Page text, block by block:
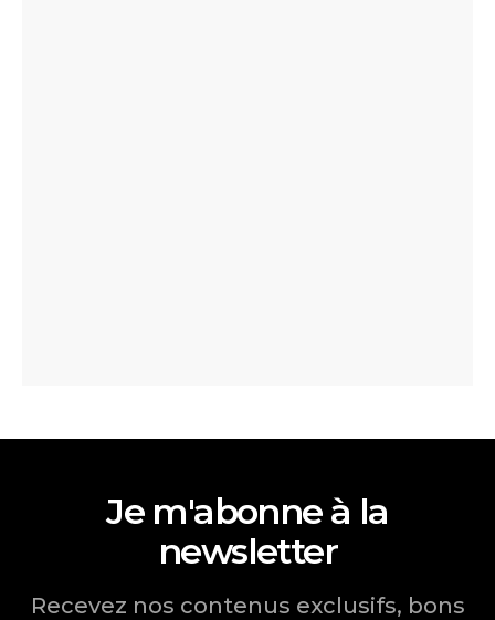
Je m'abonne à la
newsletter
Recevez nos contenus exclusifs, bons